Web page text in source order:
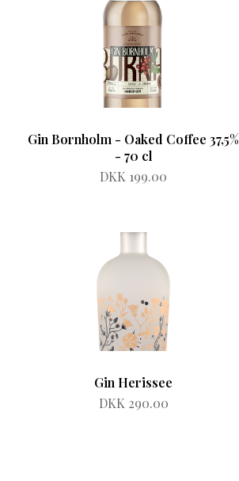
Gin Bornholm - Oaked Coffee 37,5%
- 70 cl
DKK 199.00
Gin Herissee
DKK 290.00